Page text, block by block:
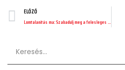
ELŐZŐ
Lomtalanítás ma: Szabadulj meg a felesleges holmiktól!